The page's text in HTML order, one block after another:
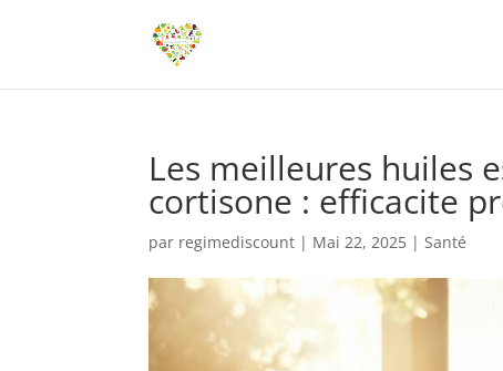
Les meilleures huiles
cortisone : efficacite
par regimediscount | Mai 22, 2025 |Santé